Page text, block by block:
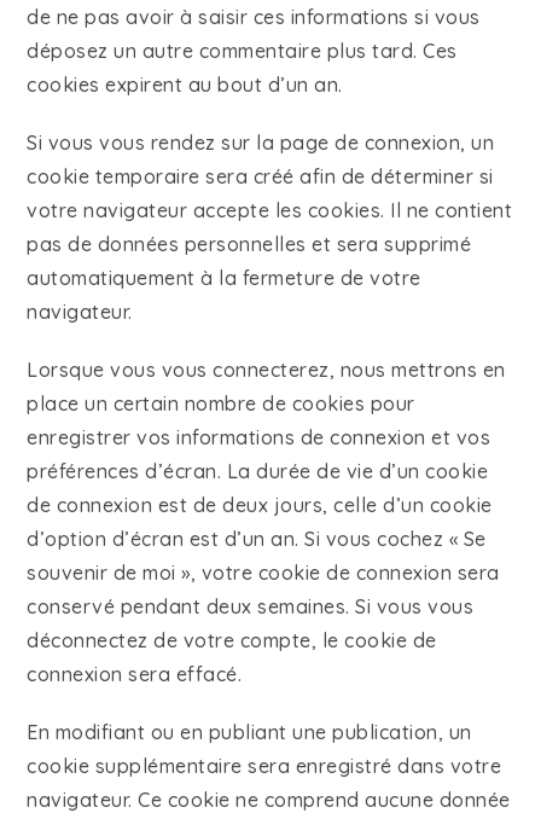
de ne pas avoir à saisir ces informations si vous
déposez un autre commentaire plus tard. Ces
cookies expirent au bout d’un an.
Si vous vous rendez sur la page de connexion, un
cookie temporaire sera créé afin de déterminer si
votre navigateur accepte les cookies. Il ne contient
pas de données personnelles et sera supprimé
automatiquement à la fermeture de votre
navigateur.
Lorsque vous vous connecterez, nous mettrons en
place un certain nombre de cookies pour
enregistrer vos informations de connexion et vos
préférences d’écran. La durée de vie d’un cookie
de connexion est de deux jours, celle d’un cookie
d’option d’écran est d’un an. Si vous cochez « Se
souvenir de moi », votre cookie de connexion sera
conservé pendant deux semaines. Si vous vous
déconnectez de votre compte, le cookie de
connexion sera effacé.
En modifiant ou en publiant une publication, un
cookie supplémentaire sera enregistré dans votre
navigateur. Ce cookie ne comprend aucune donnée